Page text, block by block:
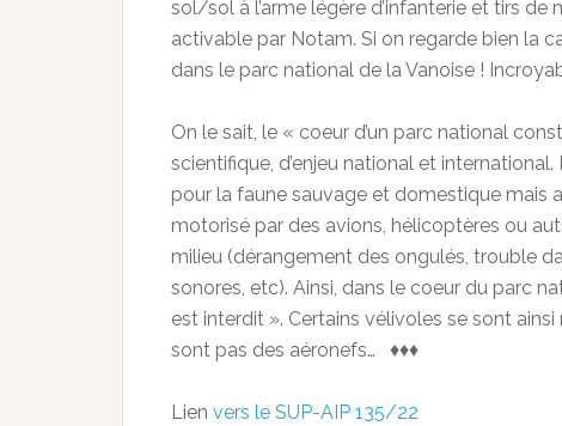
sol/sol à l’arme légère d’infanterie et tirs de
activable par Notam. Si on regarde bien la
dans le parc national de la Vanoise !
On le sait, le « coeur d’un parc national
scientifique, d’enjeu national et
pour la faune sauvage et domestique mais
motorisé par des avions, hélicoptères ou
milieu (dérangement des ongulés, trouble
sonores, etc). Ainsi, dans le coeur du parc
est interdit ». Certains vélivoles se sont
sont pas des aéronefs… ♦♦♦
Lien vers le SUP-AIP 135/22